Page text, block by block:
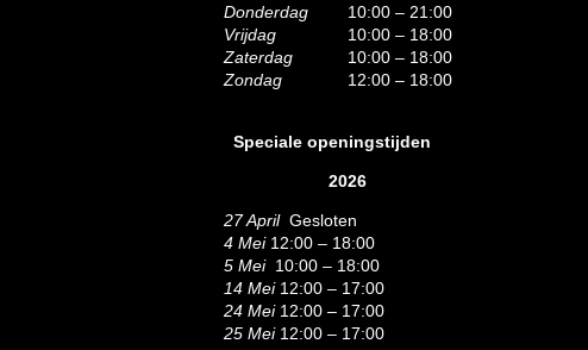
Donderdag
10:00 – 21:00
Vrijdag
10:00 – 18:00
Zaterdag
10:00 – 18:00
Zondag
12:00 – 18:00
Speciale openingstijden
2026
27 AprilGesloten
4 Mei12:00 – 18:00
5 Mei10:00 – 18:00
14 Mei12:00 – 17:00
24 Mei12:00 – 17:00
25 Mei 12:00 – 17:00